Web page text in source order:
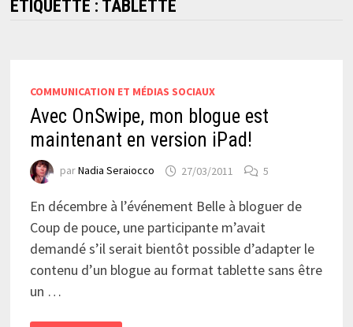
ÉTIQUETTE : TABLETTE
COMMUNICATION ET MÉDIAS SOCIAUX
Avec OnSwipe, mon blogue est
maintenant en version iPad!
parNadia Seraiocco 27/03/2011 5
En décembre à l’événement Belle à bloguer de
Coup de pouce, une participante m’avait
demandé s’il serait bientôt possible d’adapter le
contenu d’un blogue au format tablette sans être
un …